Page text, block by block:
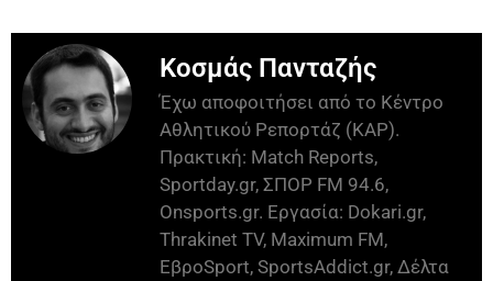
Κοσμάς Πανταζής
Έχω αποφοιτήσει από το Κέντρο
Αθλητικού Ρεπορτάζ (ΚΑΡ).
Πρακτική: Match Reports,
Sportday.gr, ΣΠΟΡ FM 94.6,
Onsports.gr. Εργασία: Dokari.gr,
Thrakinet TV, Maximum FM,
ΕβροSport, SportsAddict.gr, Δέλτα